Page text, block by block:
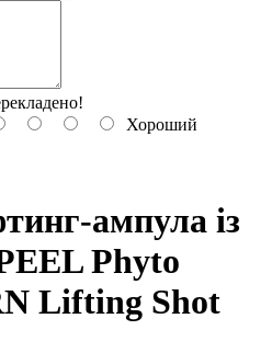
Хороший
ампула із
Phyto
Lifting Shot